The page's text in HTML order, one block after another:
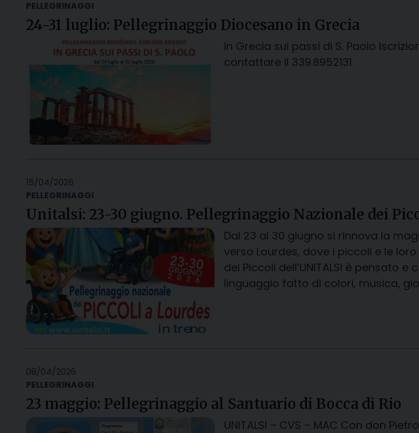
PELLEGRINAGGI
24-31 luglio: Pellegrinaggio Diocesano in Grecia
In Grecia sui passi di S. Paolo
contattare il 339.8952131
15/04/2026
PELLEGRINAGGI
Unitalsi: 23-30 giugno. Pellegrinaggio Nazionale dei
Dal 23 al 30 giugno si rinnova la
verso Lourdes, dove i piccoli e le
dei Piccoli dell’UNITALSI è pensato
linguaggio fatto di colori, musica,
08/04/2026
PELLEGRINAGGI
23 maggio: Pellegrinaggio al Santuario di Bocca di Rio
UNITALSI – CVS – MAC Con don